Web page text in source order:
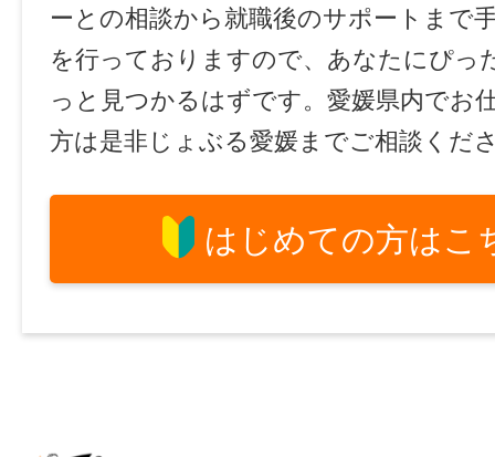
ーとの相談から就職後のサポートまで
を行っておりますので、あなたにぴっ
っと見つかるはずです。愛媛県内でお
方は是非じょぶる愛媛までご相談くだ
はじめての方はこ